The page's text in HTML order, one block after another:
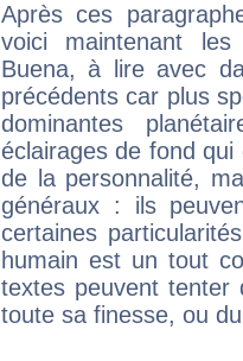
Après ces
voici maintenant
Buena, à lire avec
précédents car plus
dominantes
éclairages de fond
de la personnalité,
généraux : ils
certaines
humain est un tout
textes peuvent tenter
toute sa finesse, ou